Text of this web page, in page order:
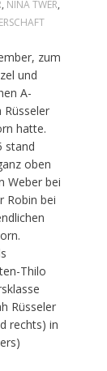
, NINA TWER,
zum
und
A-
Rüsseler
hatte.
stand
oben
Weber bei
Robin bei
Thilo
Rüsseler
rechts) in